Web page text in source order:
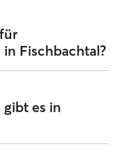
Fischbachtal?
festlegen. Die
für
betragen seit
der
es in